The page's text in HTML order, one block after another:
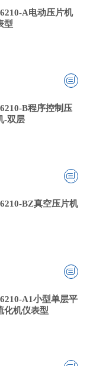
A电动压片机
型
B程序控制压
-双层
BZ真空压片机
A1小型单层平
化机仪表型